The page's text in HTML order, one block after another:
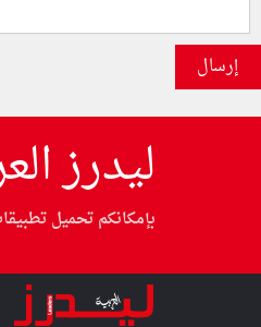
إرسال
ليدرز
بإمكانكم تحميل